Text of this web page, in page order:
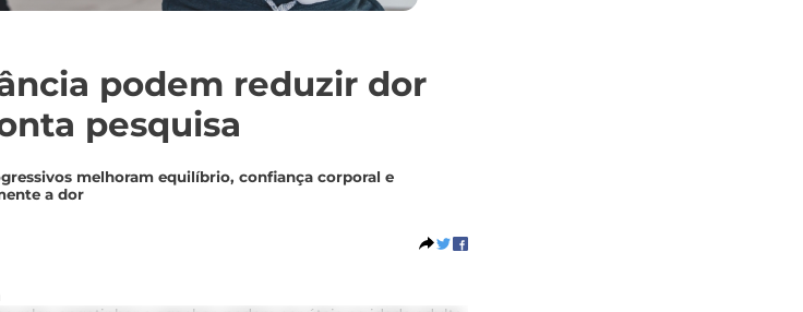
podem reduzir dor
pesquisa
melhoram equilíbrio, confiança corporal e
a dor